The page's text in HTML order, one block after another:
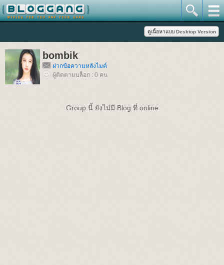
bombik
ฝากข้อความหลังไมค์
ผู้ติดตามบล็อก : 0 คน
Group นี้ ยังไม่มี Blog ที่ online